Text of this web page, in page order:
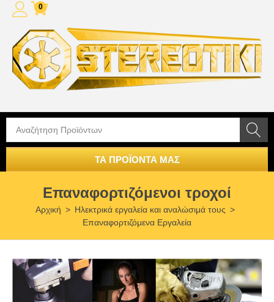
0
ΤΑ ΠΡΟΪΟΝΤΑ ΜΑΣ
Επαναφορτιζόμενοι τροχοί
Αρχική > Ηλεκτρικά εργαλεία και αναλώσιμά τους >
Επαναφορτιζόμενα Εργαλεία